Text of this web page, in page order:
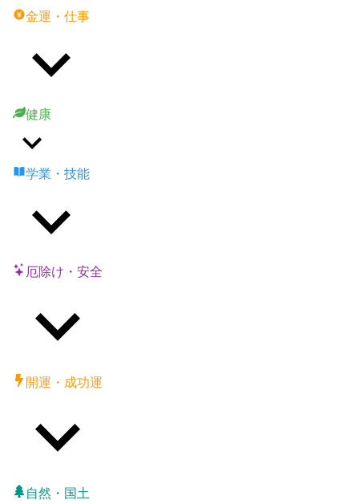
金運・仕事
健康
学業・技能
厄除け・安全
開運・成功運
自然・国土